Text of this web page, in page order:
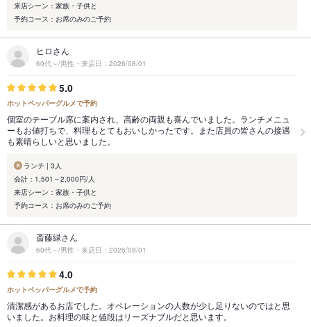
来店シーン：家族・子供と
予約コース：お席のみのご予約
ヒロさん
60代～/男性・来店日：2026/08/01
5.0
ホットペッパーグルメで予約
個室のテーブル席に案内され、高齢の両親も喜んでいました。ランチメニュ
ーもお値打ちで、料理もとてもおいしかったです。また店員の皆さんの接遇
も素晴らしいと思いました。
ランチ | 3人
会計：1,501～2,000円/人
来店シーン：家族・子供と
予約コース：お席のみのご予約
斎藤緑さん
60代～/男性・来店日：2026/08/01
4.0
ホットペッパーグルメで予約
清潔感があるお店でした。オペレーションの人数が少し足りないのではと思
いました。お料理の味と値段はリーズナブルだと思います。